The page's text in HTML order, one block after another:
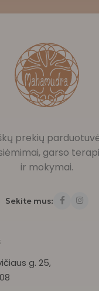
prekių
garso
ir mokymai.
Sekite mus:
g. 25,